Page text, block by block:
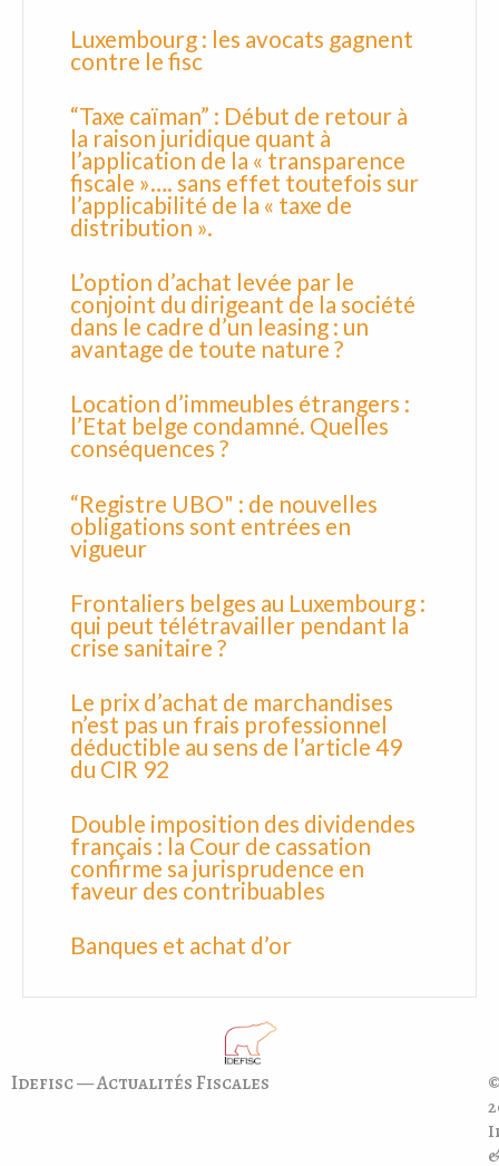
Luxembourg : les avocats gagnent
contre le fisc
“Taxe caïman” : Début de retour à
la raison juridique quant à
l’application de la « transparence
fiscale »…. sans effet toutefois sur
l’applicabilité de la « taxe de
distribution ».
L’option d’achat levée par le
conjoint du dirigeant de la société
dans le cadre d’un leasing : un
avantage de toute nature ?
Location d’immeubles étrangers :
l’Etat belge condamné. Quelles
conséquences ?
“Registre UBO" : de nouvelles
obligations sont entrées en
vigueur
Frontaliers belges au Luxembourg :
qui peut télétravailler pendant la
crise sanitaire ?
Le prix d’achat de marchandises
n’est pas un frais professionnel
déductible au sens de l’article 49
du CIR 92
Double imposition des dividendes
français : la Cour de cassation
confirme sa jurisprudence en
faveur des contribuables
Banques et achat d’or
Idefisc — Actualités Fiscales